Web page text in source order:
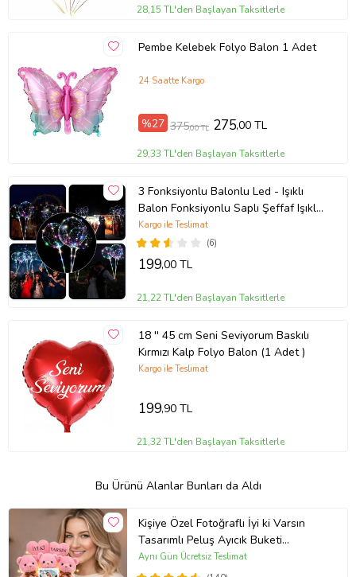
28,15 TL'den Başlayan Taksitlerle
Pembe Kelebek Folyo Balon 1 Adet
24 Saatte Kargo
%27 375,00 TL 275,00 TL
29,33 TL'den Başlayan Taksitlerle
3 Fonksiyonlu Balonlu Led - Işıklı
Balon Fonksiyonlu Saplı Şeffaf Işıklı
Çubuklu Balon (Karışık)
(6)
Kargo ile Teslimat
199,00 TL
21,22 TL'den Başlayan Taksitlerle
18 '' 45 cm Seni Seviyorum Baskılı
Kırmızı Kalp Folyo Balon (1 Adet )
Kargo ile Teslimat
199,90 TL
21,32 TL'den Başlayan Taksitlerle
Bu Ürünü Alanlar Bunları da Aldı
Kişiye Özel Fotoğraflı İyi ki Varsın
Tasarımlı Peluş Ayıcık Buketi
(Pembe)
Aynı Gün Ücretsiz Teslimat